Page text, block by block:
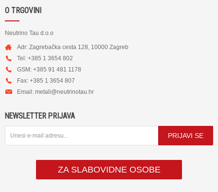
O TRGOVINI
Neutrino Tau d.o.o
Adr: Zagrebačka cesta 128, 10000 Zagreb
Tel: +385 1 3654 802
GSM: +385 91 481 1178
Fax: +385 1 3654 807
Email: metali@neutrinotau.hr
NEWSLETTER PRIJAVA
PRIJAVI SE
ZA SLABOVIDNE OSOBE